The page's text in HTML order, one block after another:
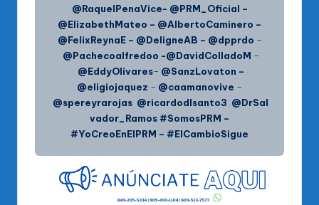
@RaquelPenaVice- @PRM_Oficial –
@ElizabethMateo – @AlbertoCaminero –
@FelixReynaE – @DeligneAB – @dpprdo –
@Pachecoalfredoo -@DavidColladoM –
@EddyOlivares– @SanzLovaton –
@eligiojaquez – @caamanovive –
@spereyrarojas @ricardodlsanto3 @DrSal
vador_Ramos #SomosPRM –
#YoCreoEnElPRM – #ElCambioSigue